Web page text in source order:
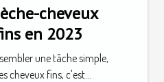
cheveux
en 2023
une tâche simple,
cheveux fins, c'est...